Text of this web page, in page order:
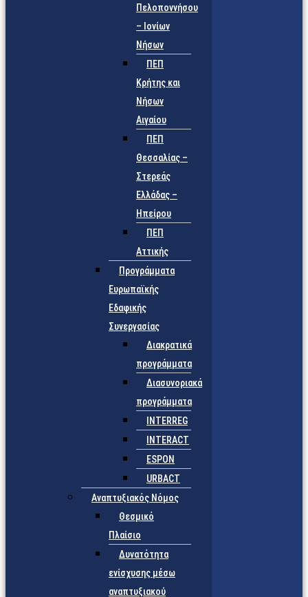
Πελοποννήσου
– Ιονίων
Νήσων
ΠΕΠ
Κρήτης και
Νήσων
Αιγαίου
ΠΕΠ
Θεσσαλίας –
Στερεάς
Ελλάδας –
Ηπείρου
ΠΕΠ
Αττικής
Προγράμματα
Ευρωπαϊκής
Εδαφικής
Συνεργασίας
Διακρατικά
προγράμματα
Διασυνοριακά
προγράμματα
INTERREG
INTERACT
ESPON
URBACT
Αναπτυξιακός Νόμος
Θεσμικό
Πλαίσιο
Δυνατότητα
ενίσχυσης μέσω
αναπτυξιακού